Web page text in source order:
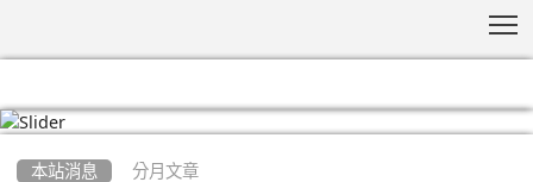
本站消息 分月文章